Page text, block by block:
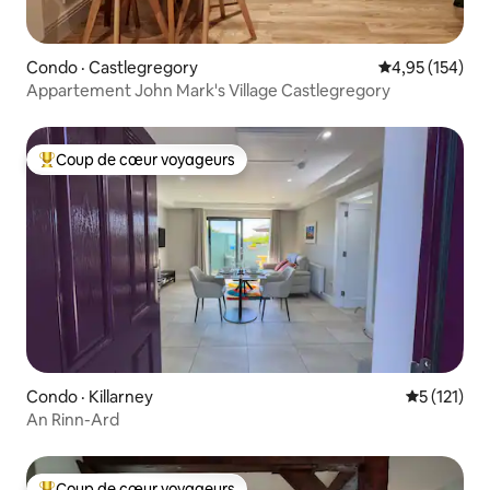
Condo · Castlegregory Note
4,95 (154)
Appartement John Mark's Village Castlegregory
Coup de cœur voyageurs parmi les plus aimés
Coup de cœur voyageurs
Condo · Killarney Note
5 (121)
An Rinn-Ard